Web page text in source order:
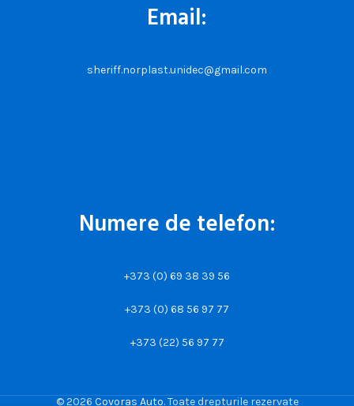
Email:
sheriff.norplast.unidec@gmail.com
Numere de telefon:
+373 (0) 69 38 39 56
+373 (0) 68 56 97 77
+373 (22) 56 97 77
© 2026 Covoras Auto. Toate drepturile rezervate